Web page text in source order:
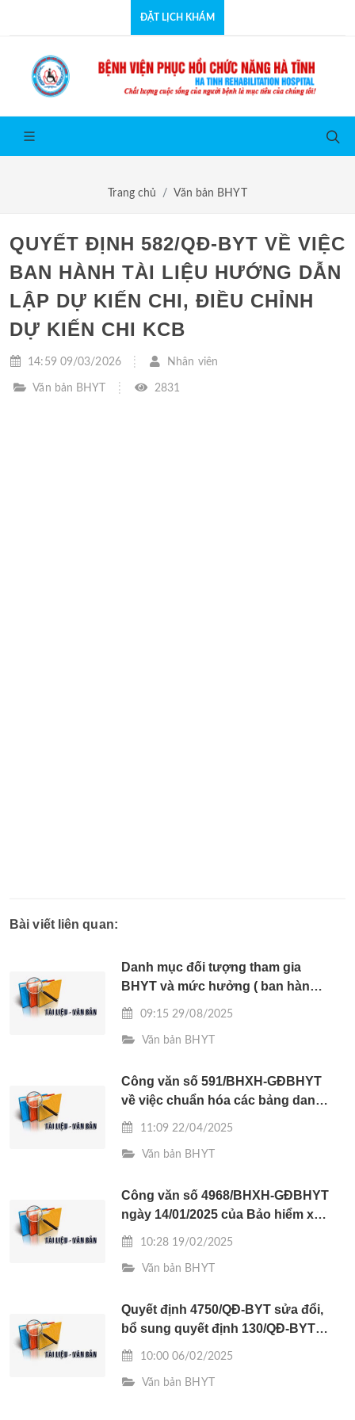
ĐẶT LỊCH KHÁM
Trang chủ Văn bản BHYT
QUYẾT ĐỊNH 582/QĐ-BYT VỀ VIỆC
BAN HÀNH TÀI LIỆU HƯỚNG DẪN
LẬP DỰ KIẾN CHI, ĐIỀU CHỈNH
DỰ KIẾN CHI KCB
14:59 09/03/2026 Nhân viên
Văn bản BHYT 2831
Bài viết liên quan:
Danh mục đối tượng tham gia
BHYT và mức hưởng ( ban hành
kèm theo Công văn số /BHXH-
BHXH tỉnh Hà Tĩnh)
09:15 29/08/2025
Văn bản BHYT
Công văn số 591/BHXH-GĐBHYT
về việc chuẩn hóa các bảng danh
mục ban hành kèm theo quyết
11:09 22/04/2025
Văn bản BHYT
Công văn số 4968/BHXH-GĐBHYT
ngày 14/01/2025 của Bảo hiểm xã
hội tỉnh Hà Tĩnh về hướng dẫn
thiết bị y tế cho người bệnh theo
10:28 19/02/2025
Văn bản BHYT
Quyết định 4750/QĐ-BYT sửa đổi,
bổ sung quyết định 130/QĐ-BYT
ngày 18/01/2023
10:00 06/02/2025
Văn bản BHYT